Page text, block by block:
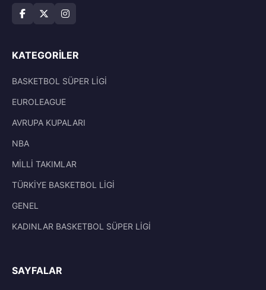
KATEGORILER
BASKETBOL SÜPER LİGİ
EUROLEAGUE
AVRUPA KUPALARI
NBA
MİLLİ TAKIMLAR
TÜRKİYE BASKETBOL LİGİ
GENEL
KADINLAR BASKETBOL SÜPER LİGİ
SAYFALAR